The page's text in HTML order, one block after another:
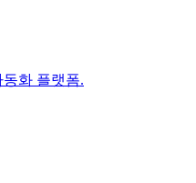
화 플랫폼.